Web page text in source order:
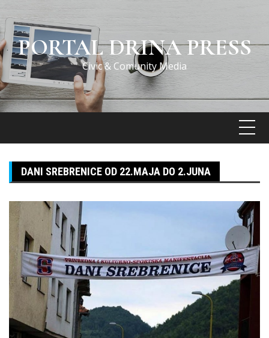
Skip
to
contentPORTAL DRINA PRESS
Civic & Comunity Media
DANI SREBRENICE OD 22.MAJA DO 2.JUNA